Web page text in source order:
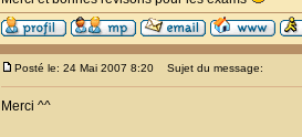
Posté le: 24 Mai 2007 8:20 Sujet du message:
Merci ^^